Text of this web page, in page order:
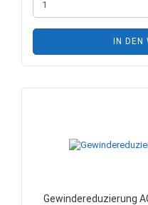
IN
Gewindereduzierung